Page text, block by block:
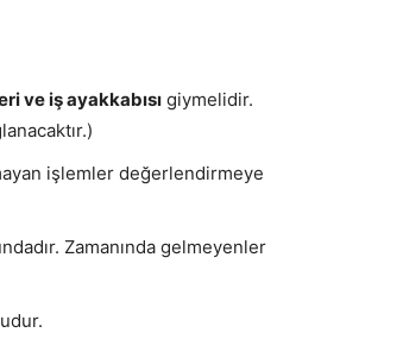
ve iş ayakkabısı giymelidir.
işlemler değerlendirmeye
Zamanında gelmeyenler